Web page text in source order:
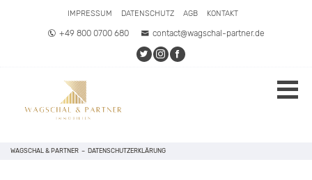
IMPRESSUM DATENSCHUTZ AGB KONTAKT
+49 800 0700 680 contact@wagschal-partner.de
WAGSCHAL & PARTNER – DATENSCHUTZERKLÄRUNG